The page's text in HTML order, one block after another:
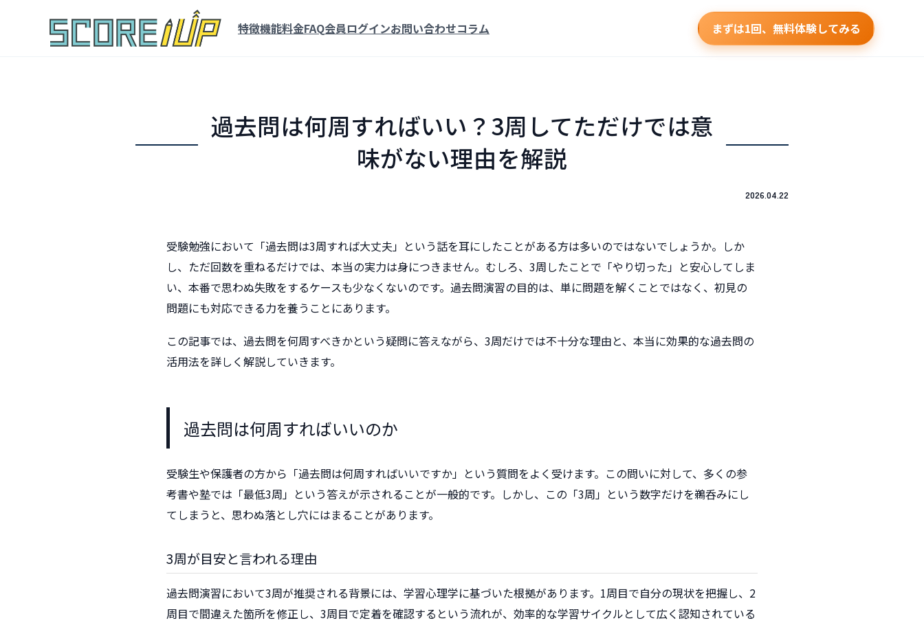
特徴機能料金FAQ会員ログインお問い合わせコラム まずは1回、無料体験してみる
過去問は何周すればいい？3周してただけでは意
味がない理由を解説
2026.04.22
受験勉強において「過去問は3周すれば大丈夫」という話を耳にしたことがある方は多いのではないでしょうか。しか
し、ただ回数を重ねるだけでは、本当の実力は身につきません。むしろ、3周したことで「やり切った」と安心してしま
い、本番で思わぬ失敗をするケースも少なくないのです。過去問演習の目的は、単に問題を解くことではなく、初見の
問題にも対応できる力を養うことにあります。
この記事では、過去問を何周すべきかという疑問に答えながら、3周だけでは不十分な理由と、本当に効果的な過去問の
活用法を詳しく解説していきます。
過去問は何周すればいいのか
受験生や保護者の方から「過去問は何周すればいいですか」という質問をよく受けます。この問いに対して、多くの参
考書や塾では「最低3周」という答えが示されることが一般的です。しかし、この「3周」という数字だけを鵜呑みにし
てしまうと、思わぬ落とし穴にはまることがあります。
3周が目安と言われる理由
過去問演習において3周が推奨される背景には、学習心理学に基づいた根拠があります。1周目で自分の現状を把握し、2
周目で間違えた箇所を修正し、3周目で定着を確認するという流れが、効率的な学習サイクルとして広く認知されている